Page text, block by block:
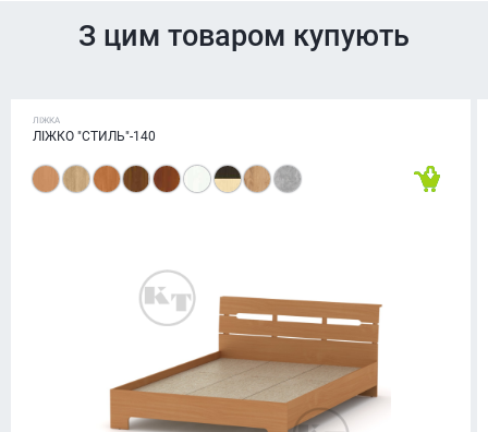
З цим товаром купують
ЛІЖКА
ЛІЖКО "СТИЛЬ"-140